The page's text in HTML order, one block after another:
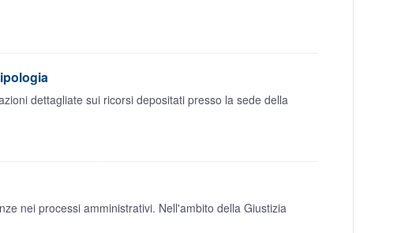
dettagliate sui ricorsi depositati presso la sede della
nei processi amministrativi. Nell'ambito della Giustizia